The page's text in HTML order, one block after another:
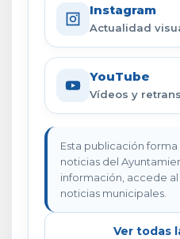
Instagram
Actualidad
YouTube
Vídeos y
Esta publicación
noticias del
información, accede
noticias municipales.
Ver todas